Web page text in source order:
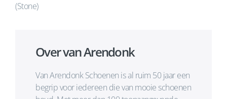
(Stone)
Over van Arendonk
Van Arendonk Schoenen is al ruim 50 jaar een
begrip voor iedereen die van mooie schoenen